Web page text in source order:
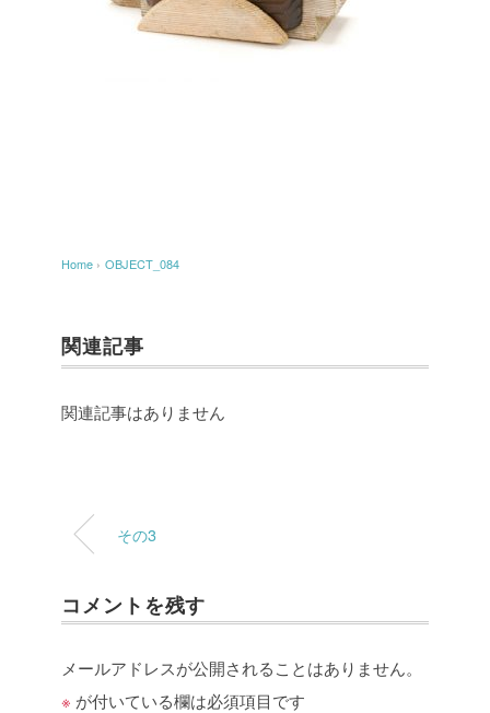
Home › OBJECT_084
関連記事
関連記事はありません
その3
コメントを残す
メールアドレスが公開されることはありません。
※ が付いている欄は必須項目です